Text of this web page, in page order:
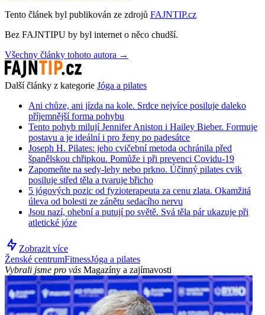
Tento článek byl publikován ze zdrojů FAJNTIP.cz
Bez FAJNTIPU by byl internet o něco chudší.
Všechny články tohoto autora →
Další články z kategorie Jóga a pilates
Ani chůze, ani jízda na kole. Srdce nejvíce posiluje daleko
příjemnější forma pohybu
Tento pohyb milují Jennifer Aniston i Hailey Bieber. Formuje
postavu a je ideální i pro ženy po padesátce
Joseph H. Pilates: jeho cvičební metoda ochránila před
španělskou chřipkou. Pomůže i při prevenci Covidu-19
Zapomeňte na sedy-lehy nebo prkno. Účinný pilates cvik
posiluje střed těla a tvaruje břicho
5 jógových pozic od fyzioterapeuta za cenu zlata. Okamžitá
úleva od bolesti ze zánětu sedacího nervu
Jsou nazí, ohební a putují po světě. Svá těla pár ukazuje při
atletické józe
Zobrazit více
Ženské centrumFitnessJóga a pilates
Vybrali jsme pro vás Magazíny a zajímavosti